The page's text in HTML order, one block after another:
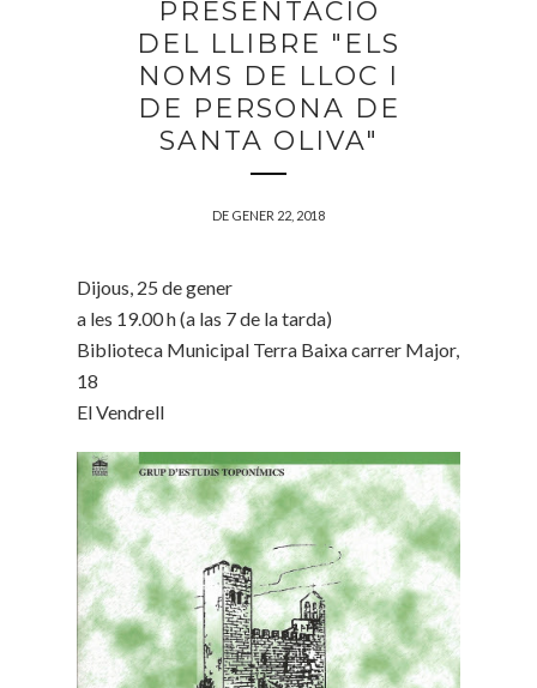
PRESENTACIÓ
DEL LLIBRE "ELS
NOMS DE LLOC I
DE PERSONA DE
SANTA OLIVA"
DE GENER 22, 2018
Dijous, 25 de gener
a les 19.00 h (a las 7 de la tarda)
Biblioteca Municipal Terra Baixa carrer Major,
18
El Vendrell